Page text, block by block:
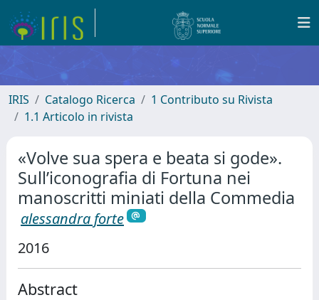
IRIS Catalogo Ricerca
1 Contributo su Rivista
1.1 Articolo in rivista
«Volve sua spera e beata si gode».
Sull’iconografia di Fortuna nei
manoscritti miniati della Commedia
alessandra forte
2016
Abstract